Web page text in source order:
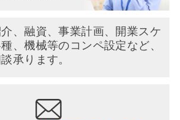
、融資、事業計画、開業スケ
、機械等のコンペ設定など、
承ります。